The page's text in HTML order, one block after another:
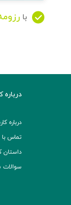
با
درباره
درباره
تماس با
داستان
سوالات